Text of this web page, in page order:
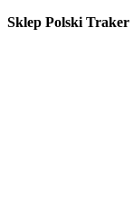
Sklep Polski Traker